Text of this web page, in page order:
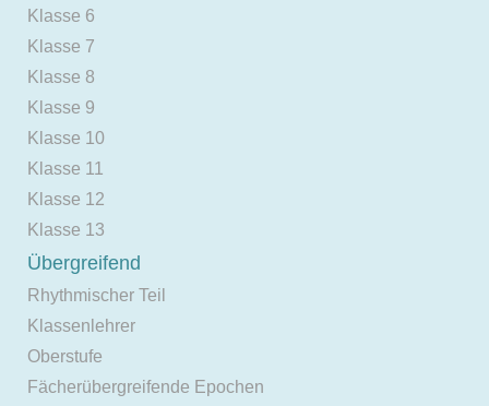
Klasse 6
Klasse 7
Klasse 8
Klasse 9
Klasse 10
Klasse 11
Klasse 12
Klasse 13
Übergreifend
Rhythmischer Teil
Klassenlehrer
Oberstufe
Fächerübergreifende Epochen